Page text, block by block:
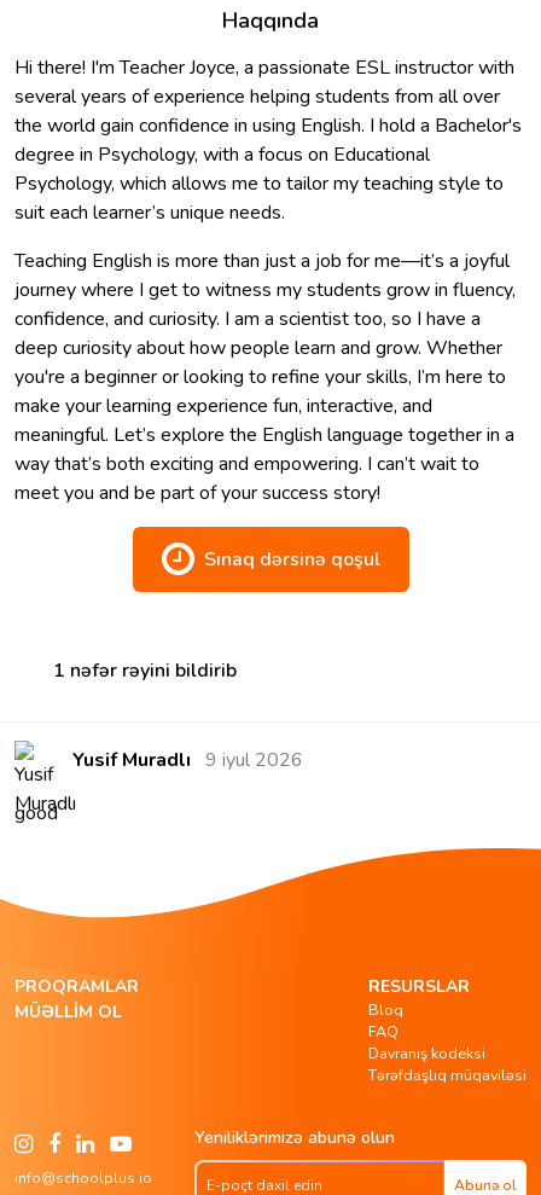
Haqqında
Hi there! I'm Teacher Joyce, a passionate ESL instructor with
several years of experience helping students from all over
the world gain confidence in using English. I hold a Bachelor's
degree in Psychology, with a focus on Educational
Psychology, which allows me to tailor my teaching style to
suit each learner’s unique needs.
Teaching English is more than just a job for me—it’s a joyful
journey where I get to witness my students grow in fluency,
confidence, and curiosity. I am a scientist too, so I have a
deep curiosity about how people learn and grow. Whether
you're a beginner or looking to refine your skills, I’m here to
make your learning experience fun, interactive, and
meaningful. Let’s explore the English language together in a
way that’s both exciting and empowering. I can’t wait to
meet you and be part of your success story!
Sınaq dərsinə qoşul
1 nəfər rəyini bildirib
Yusif Muradlı 9 iyul 2026
good
PROQRAMLAR
MÜƏLLIM OL
RESURSLAR
Bloq
FAQ
Davranış kodeksi
Tərəfdaşlıq müqaviləsi
info@schoolplus.io
Yeniliklərimizə abunə olun
Abunə ol